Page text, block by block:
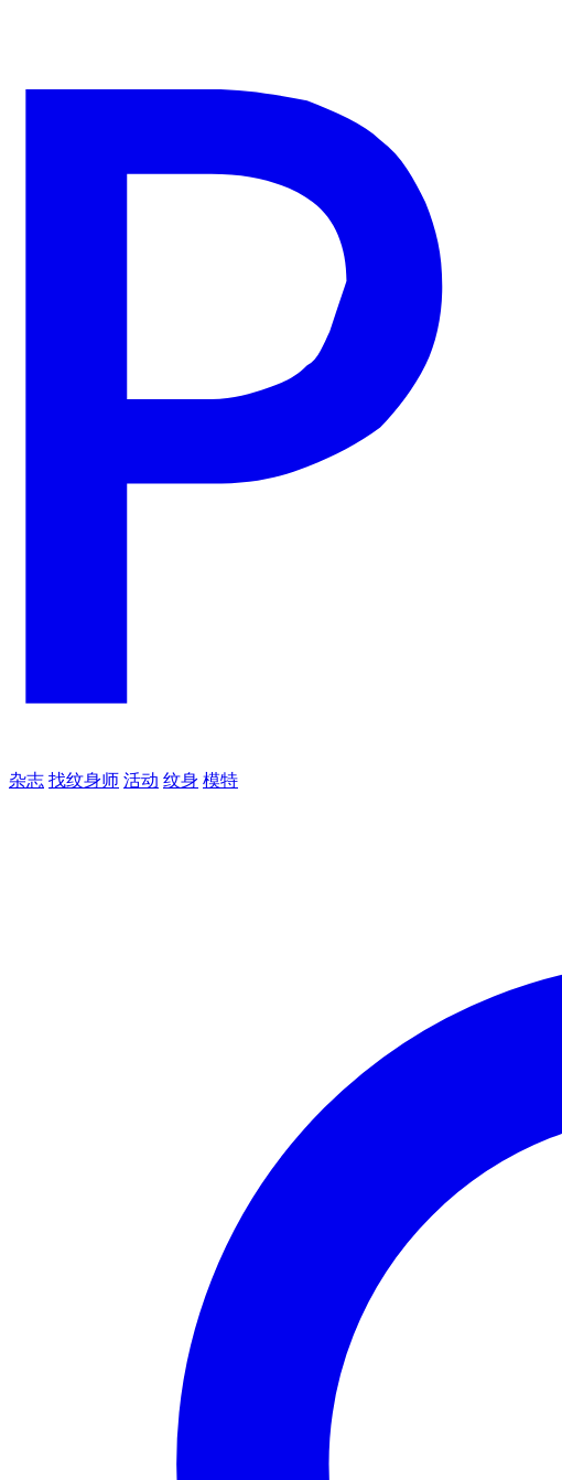
杂志 找纹身师 活动 纹身 模特